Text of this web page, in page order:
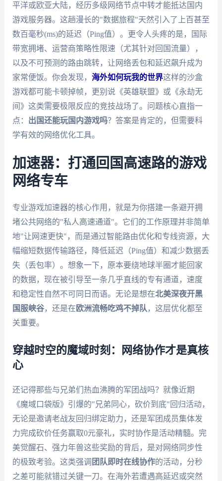
平洋或欧亚大陆，经历多级网络节点中转才能抵达国内
游戏服务器。这趟漫长的"数据旅程"天然引入了上百甚至
数百毫秒(ms)的延迟（Ping值）。更令人头疼的是，国际
带宽拥堵、运营商策略性限速（尤其针对回国流量），
以及不可预测的路由跳转，让网络丢包和延迟飙升成为
家常便饭。你会发现， 海外如何玩我的世界这样的沙盒
游戏都可能卡顿掉帧，更别说《英雄联盟》或《永劫无
间》这类需要极限反应的竞技战场了。问题核心直指一
点： 出国还能玩国内游戏吗？答案是肯定的，但需要科
学有效的网络优化工具。
加速器：打通回国高速路的游戏
网络专车
专业游戏加速器的核心作用，就是为你搭建一条避开拥
堵公共网络的"私人高速通道"。它们的工作原理并非简单
地"让网速更快"，而是通过智能路由优化和专线资源，大
幅缩短数据传输路径，降低延迟（Ping值）和减少数据丢
失（丢包率）。想象一下，原本要绕地球半圈才能回家
的数据，现在被引导至一条几乎直线的专有通道，速度
和稳定性自然不可同日而语。无论是想在北美深夜开黑
国服峡谷，还是在 欧洲流畅吃鸡不掉队 ，这层优化都至
关重要。
穿越时空的魔域时刻：网络协作才是真核
心
还记得那些与兄弟们热血沸腾的军团战吗？就像近期
《魔域口袋版》引爆的"兄弟同心，砍价到底"回归活动，
无论是邀请老战友回归绑定助力，还是军团成员集体发
力完成砍价任务赢取0元豪礼，实时协作是活动精髓。完
美觉醒石、强力年兽这些奖励的背后，是对网络同步性
的极致考验。这类强调 团队即时在线协作的活动，分秒
之差可能就错过关键一刀。在海外若遭遇高延迟或突然